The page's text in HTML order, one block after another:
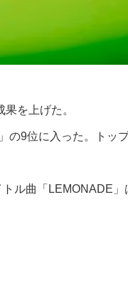
を上げた。
9位に入った。トッ
ル曲「LEMONADE